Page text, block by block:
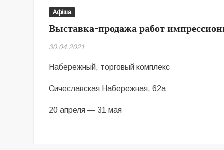
Афіша
Выставка-продажа работ
30.04.2021
Набережный, торговый комплекс
Сичеславская Набережная, 62а
20 апреля — 31 мая